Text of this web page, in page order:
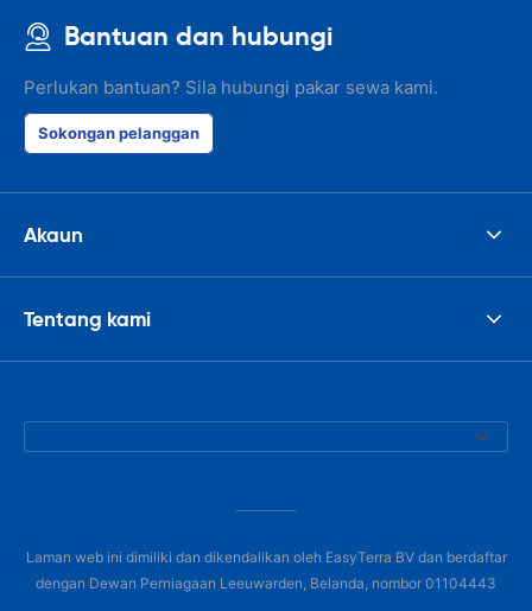
Bantuan dan hubungi
Perlukan bantuan? Sila hubungi pakar sewa kami.
Sokongan pelanggan
Akaun
Tentang kami
Laman web ini dimiliki dan dikendalikan oleh EasyTerra BV dan berdaftar
dengan Dewan Perniagaan Leeuwarden, Belanda, nombor 01104443